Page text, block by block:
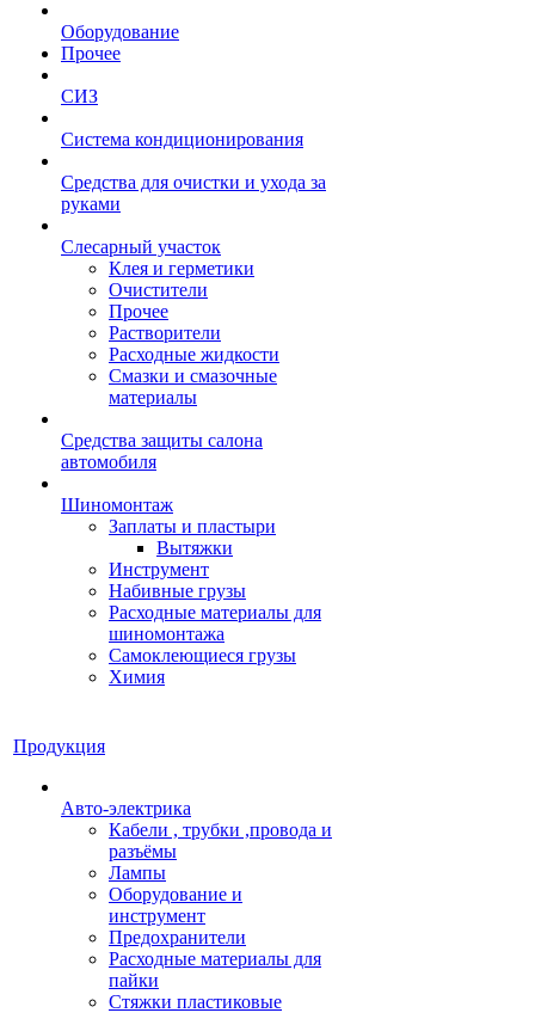
Оборудование
Прочее
СИЗ
Система кондиционирования
Средства для очистки и ухода за
руками
Слесарный участок
Клея и герметики
Очистители
Прочее
Растворители
Расходные жидкости
Смазки и смазочные
материалы
Средства защиты салона
автомобиля
Шиномонтаж
Заплаты и пластыри
Вытяжки
Инструмент
Набивные грузы
Расходные материалы для
шиномонтажа
Самоклеющиеся грузы
Химия
Продукция
Авто-электрика
Кабели , трубки ,провода и
разъёмы
Лампы
Оборудование и
инструмент
Предохранители
Расходные материалы для
пайки
Стяжки пластиковые